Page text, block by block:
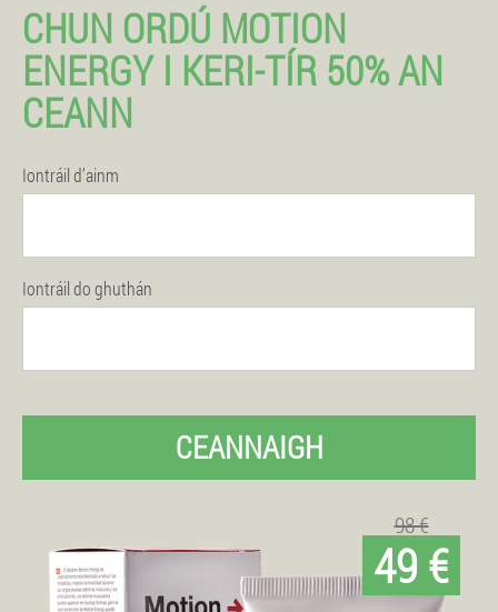
CHUN ORDÚ MOTION
ENERGY I KERI-TÍR 50% AN
CEANN
Iontráil d’ainm
Iontráil do ghuthán
CEANNAIGH
98 €
49 €